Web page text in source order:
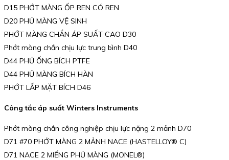
D15 PHỚT MÀNG ỐP REN CÓ REN
D20 PHỦ MÀNG VỆ SINH
PHỚT MÀNG CHẮN ÁP SUẤT CAO D30
Phớt màng chắn chịu lực trung bình D40
D44 PHỦ ỐNG BÍCH PTFE
D44 PHỦ MÀNG BÍCH HÀN
PHỚT LẮP MẶT BÍCH D46
Công tắc áp suất Winters Instruments
Phớt màng chắn công nghiệp chịu lực nặng 2 mảnh D70
D71 #70 PHỚT MÀNG 2 MẢNH NACE (HASTELLOY® C)
D71 NACE 2 MIẾNG PHỦ MÀNG (MONEL®)